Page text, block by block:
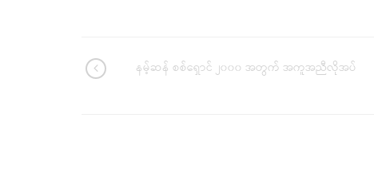
နမ့်ဆန် စစ်ရှောင် ၂၀၀၀ အတွက် အကူအညီလိုအပ်